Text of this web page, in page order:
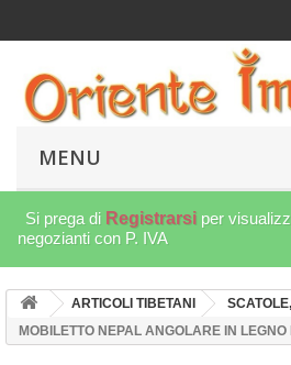
MENU
Si prega di Registrarsi per
negozianti con P. IVA
ARTICOLI TIBETANI
MOBILETTO NEPAL ANGOLARE IN